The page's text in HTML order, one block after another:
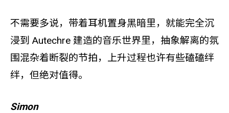
不需要多说，带着耳机置身黑暗里，就能完全沉
浸到 Autechre 建造的音乐世界里，抽象解离的氛
围混杂着断裂的节拍，上升过程也许有些磕磕绊
绊，但绝对值得。
Simon